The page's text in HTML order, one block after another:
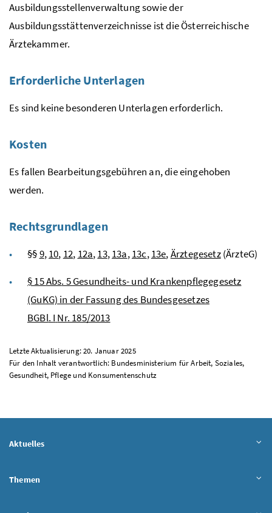
Ausbildungsstellenverwaltung sowie der
Ausbildungsstättenverzeichnisse ist die Österreichische
Ärztekammer.
Erforderliche Unterlagen
Es sind keine besonderen Unterlagen erforderlich.
Kosten
Es fallen Bearbeitungsgebühren an, die eingehoben
werden.
Rechtsgrundlagen
§§9,10, 12, 12a,13,13a,13c,13e,Ärztegesetz(ÄrzteG)
§ 15Abs. 5 Gesundheits- und Krankenpflegegesetz
(GuKG) in der Fassung des Bundesgesetzes
BGBl. I Nr. 185/2013
Letzte Aktualisierung: 20. Januar 2025
Für den Inhalt verantwortlich: Bundesministerium für Arbeit, Soziales,
Gesundheit, Pflege und Konsumentenschutz
Aktuelles
Themen